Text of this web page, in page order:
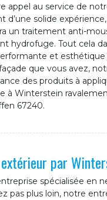
appel au service de
d’une solide
un traitement anti-
hydrofuge. Tout cela
et esthétique
que vous avez,
des produits à
à Winterstein
67240.
par
spécialisée en
pas plus loin, notre